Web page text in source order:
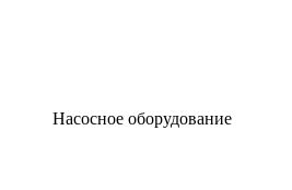
Насосное оборудование